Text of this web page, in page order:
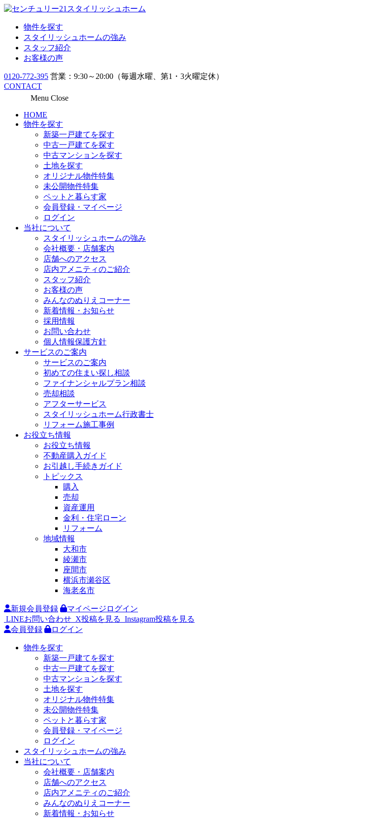
物件を探す
スタイリッシュホームの強み
スタッフ紹介
お客様の声
0120-772-395 営業：9:30～20:00（毎週水曜、第1・3火曜定休）
CONTACT
Menu Close
HOME
物件を探す
新築一戸建てを探す
中古一戸建てを探す
中古マンションを探す
土地を探す
オリジナル物件特集
未公開物件特集
ペットと暮らす家
会員登録・マイページ
ログイン
当社について
スタイリッシュホームの強み
会社概要・店舗案内
店舗へのアクセス
店内アメニティのご紹介
スタッフ紹介
お客様の声
みんなのぬりえコーナー
新着情報・お知らせ
採用情報
お問い合わせ
個人情報保護方針
サービスのご案内
サービスのご案内
初めての住まい探し相談
ファイナンシャルプラン相談
売却相談
アフターサービス
スタイリッシュホーム行政書士
リフォーム施工事例
お役立ち情報
お役立ち情報
不動産購入ガイド
お引越し手続きガイド
トピックス
購入
売却
資産運用
金利・住宅ローン
リフォーム
地域情報
大和市
綾瀬市
座間市
横浜市瀬谷区
海老名市
新規会員登録
マイページログイン
LINEお問い合わせ X投稿を見る Instagram投稿を見る
会員登録
ログイン
物件を探す
新築一戸建てを探す
中古一戸建てを探す
中古マンションを探す
土地を探す
オリジナル物件特集
未公開物件特集
ペットと暮らす家
会員登録・マイページ
ログイン
スタイリッシュホームの強み
当社について
会社概要・店舗案内
店舗へのアクセス
店内アメニティのご紹介
みんなのぬりえコーナー
新着情報・お知らせ